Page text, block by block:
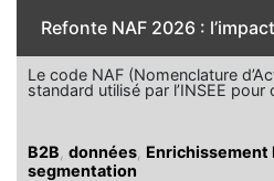
Refonte NAF 2026 :
Le code NAF (Nomenclature
standard utilisé par l’INSEE
B2B données Enrichissement
segmentation